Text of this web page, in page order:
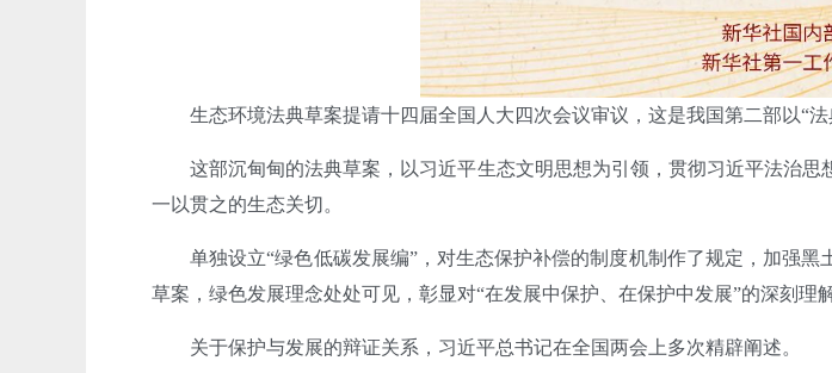
生态环境法典草案提请十四届全国人大四次会议审议，这是我国第二部以“法
这部沉甸甸的法典草案，以习近平生态文明思想为引领，贯彻习近平法治
一以贯之的生态关切。
单独设立“绿色低碳发展编”，对生态保护补偿的制度机制作了规定，加强
草案，绿色发展理念处处可见，彰显对“在发展中保护、在保护中发展”的深刻理解
关于保护与发展的辩证关系，习近平总书记在全国两会上多次精辟阐述。